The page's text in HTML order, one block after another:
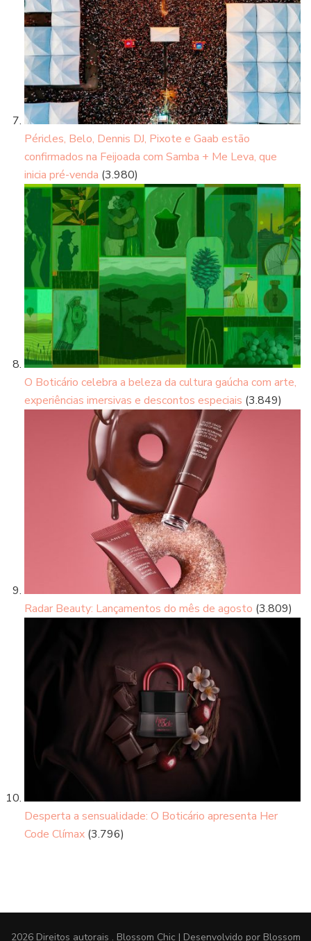
Péricles, Belo, Dennis DJ, Pixote e Gaab estão
confirmados na Feijoada com Samba + Me Leva, que
inicia pré-venda (3.980)
O Boticário celebra a beleza da cultura gaúcha com arte,
experiências imersivas e descontos especiais (3.849)
Radar Beauty: Lançamentos do mês de agosto (3.809)
Desperta a sensualidade: O Boticário apresenta Her
Code Clímax (3.796)
2026 Direitos autorais . Blossom Chic | Desenvolvido por Blossom